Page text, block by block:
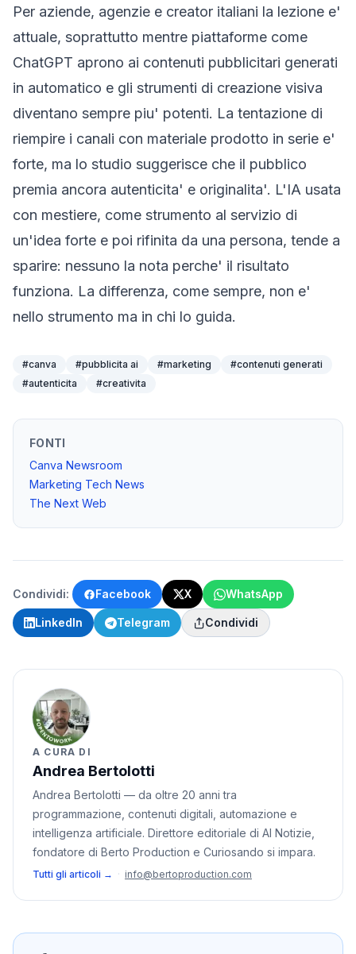
Per aziende, agenzie e creator italiani la lezione e'
attuale, soprattutto mentre piattaforme come
ChatGPT aprono ai contenuti pubblicitari generati
in automatico e gli strumenti di creazione visiva
diventano sempre piu' potenti. La tentazione di
riempire i canali con materiale prodotto in serie e'
forte, ma lo studio suggerisce che il pubblico
premia ancora autenticita' e originalita'. L'IA usata
con mestiere, come strumento al servizio di
un'idea forte e poi rifinita da una persona, tende a
sparire: nessuno la nota perche' il risultato
funziona. La differenza, come sempre, non e'
nello strumento ma in chi lo guida.
#canva #pubblicita ai #marketing #contenuti generati
#autenticita #creativita
FONTI
Canva Newsroom
Marketing Tech News
The Next Web
Condividi: Facebook X WhatsApp
LinkedIn Telegram Condividi
A CURA DI
Andrea Bertolotti
Andrea Bertolotti — da oltre 20 anni tra
programmazione, contenuti digitali, automazione e
intelligenza artificiale. Direttore editoriale di AI Notizie,
fondatore di Berto Production e Curiosando si impara.
Tutti gli articoli → · info@bertoproduction.com